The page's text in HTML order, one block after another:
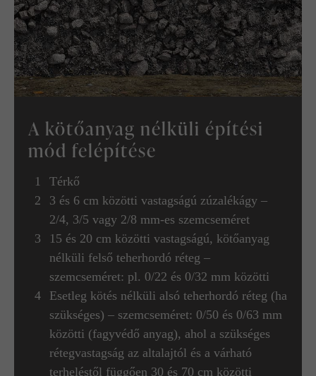
A kötőanyag nélküli építési
mód felépítése
Térkő
3 és 6 cm közötti vastagságú zúzalékágy –
2/4, 3/5 vagy 2/8 mm-es szemcseméret
15 és 20 cm közötti vastagságú, kötőanyag
nélküli felső teherhordó réteg –
szemcseméret: pl. 0/22 és 0/32 mm közötti
Esetleg kötés nélküli alsó teherhordó réteg (ha
szükséges) – szemcseméret: 0/50 és 0/63 mm
közötti (fagyvédő anyag), ahol a szükséges
rétegvastagság az altalajtól és a várható
terheléstől függően 30 és 70 cm közötti